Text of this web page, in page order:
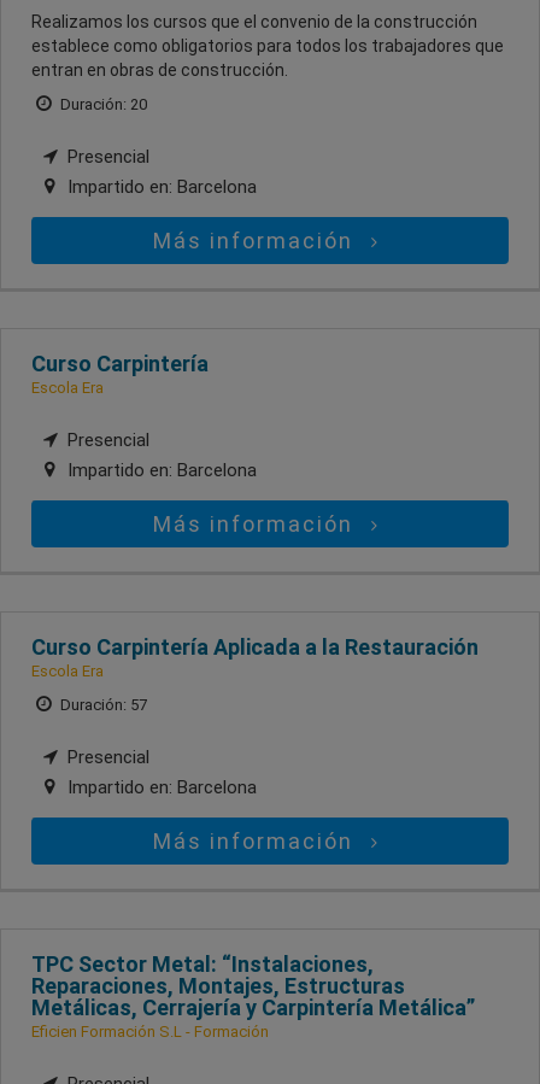
Realizamos los cursos que el convenio de la construcción
establece como obligatorios para todos los trabajadores que
entran en obras de construcción.
Duración: 20
Presencial
Impartido en: Barcelona
Más información
Curso Carpintería
Escola Era
Presencial
Impartido en: Barcelona
Más información
Curso Carpintería Aplicada a la Restauración
Escola Era
Duración: 57
Presencial
Impartido en: Barcelona
Más información
TPC Sector Metal: “Instalaciones,
Reparaciones, Montajes, Estructuras
Metálicas, Cerrajería y Carpintería Metálica”
Eficien Formación S.L - Formación